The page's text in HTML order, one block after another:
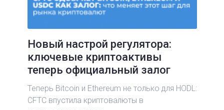
Новый настрой регулятора:
ключевые криптоактивы
теперь официальный залог
Теперь Bitcoin и Ethereum не только для HODL:
CFTC впустила криптовалюты в